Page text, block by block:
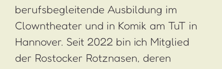
berufsbegleitende Ausbildung im
Clowntheater und in Komik am TuT in
Hannover. Seit 2022 bin ich Mitglied
der Rostocker Rotznasen, deren